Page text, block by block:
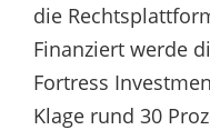
die
Finanziert werde
Fortress
Klage rund 30